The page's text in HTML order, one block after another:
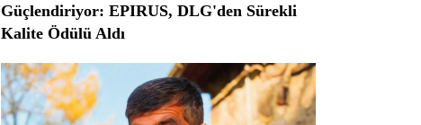
Güçlendiriyor: EPIRUS, DLG'den Sürekli
Kalite Ödülü Aldı